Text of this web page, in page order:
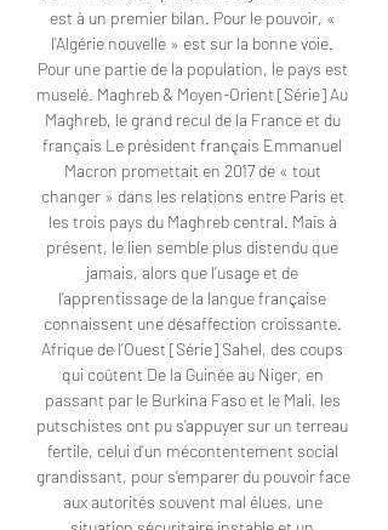
est à un premier bilan. Pour le pouvoir, «
l’Algérie nouvelle » est sur la bonne voie.
Pour une partie de la population, le pays est
muselé. Maghreb & Moyen-Orient [Série] Au
Maghreb, le grand recul de la France et du
français Le président français Emmanuel
Macron promettait en 2017 de « tout
changer » dans les relations entre Paris et
les trois pays du Maghreb central. Mais à
présent, le lien semble plus distendu que
jamais, alors que l’usage et de
l’apprentissage de la langue française
connaissent une désaffection croissante.
Afrique de l’Ouest [Série] Sahel, des coups
qui coûtent De la Guinée au Niger, en
passant par le Burkina Faso et le Mali, les
putschistes ont pu s’appuyer sur un terreau
fertile, celui d’un mécontentement social
grandissant, pour s’emparer du pouvoir face
aux autorités souvent mal élues, une